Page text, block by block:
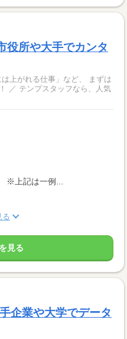
役所や大手でカンタ
上がれる仕事」など、 まずは
※上記は一例...
る
見る
企業や大学でデータ